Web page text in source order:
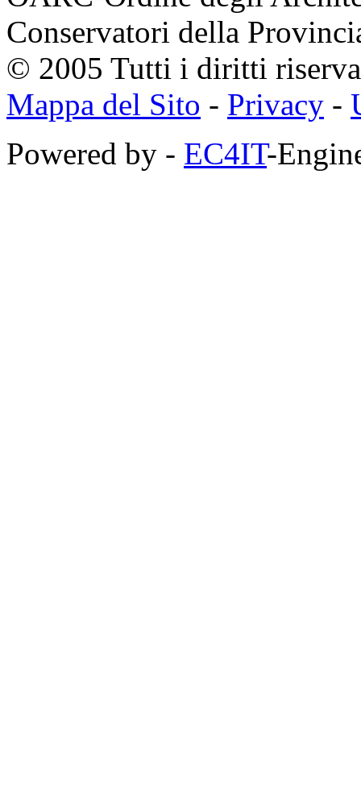
Conservatori della
© 2005 Tutti i diritti
Mappa del Sito - Privacy -
Powered by - EC4IT-